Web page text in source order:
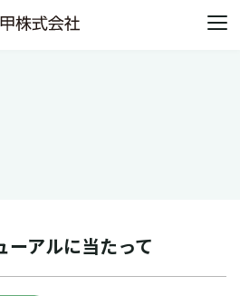
メ
ーアルに当たって